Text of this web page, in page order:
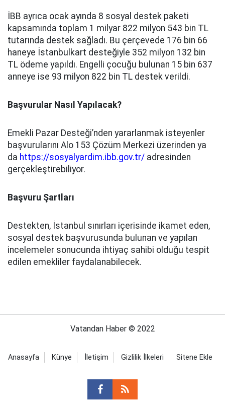
İBB ayrıca ocak ayında 8 sosyal destek paketi
kapsamında toplam 1 milyar 822 milyon 543 bin TL
tutarında destek sağladı. Bu çerçevede 176 bin 66
haneye İstanbulkart desteğiyle 352 milyon 132 bin
TL ödeme yapıldı. Engelli çocuğu bulunan 15 bin 637
anneye ise 93 milyon 822 bin TL destek verildi.
Başvurular Nasıl Yapılacak?
Emekli Pazar Desteği’nden yararlanmak isteyenler
başvurularını Alo 153 Çözüm Merkezi üzerinden ya
da https://sosyalyardim.ibb.gov.tr/ adresinden
gerçekleştirebiliyor.
Başvuru Şartları
Destekten, İstanbul sınırları içerisinde ikamet eden,
sosyal destek başvurusunda bulunan ve yapılan
incelemeler sonucunda ihtiyaç sahibi olduğu tespit
edilen emekliler faydalanabilecek.
Vatandan Haber © 2022
Anasayfa Künye İletişim Gizlilik İlkeleri Sitene Ekle